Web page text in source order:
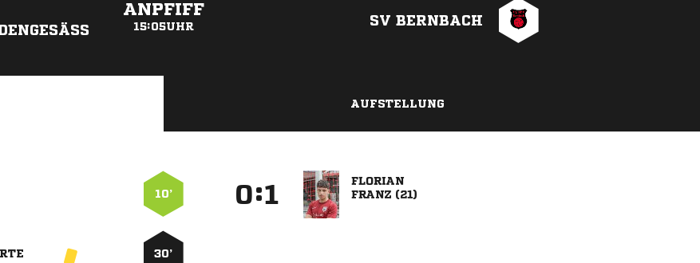
ANPFIFF
15:05UHR SV BERNBACH
AUFSTELLUNG
10’ :

 
30’